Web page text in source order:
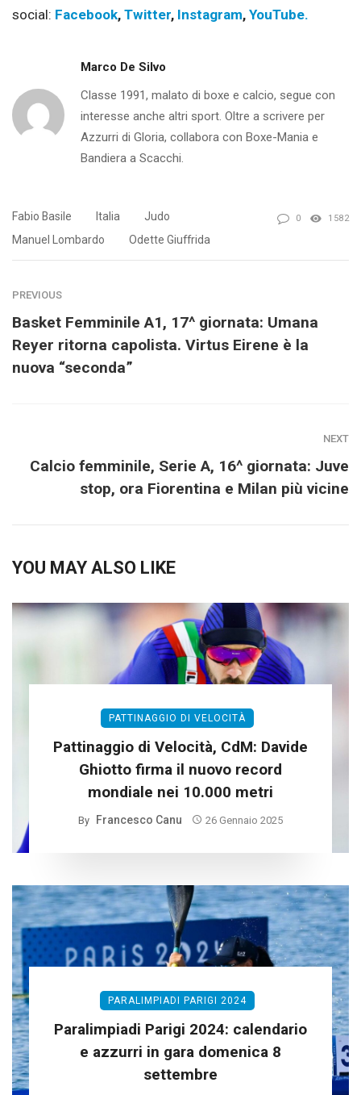
social: Facebook, Twitter, Instagram, YouTube.
Marco De Silvo
Classe 1991, malato di boxe e calcio, segue con
interesse anche altri sport. Oltre a scrivere per
Azzurri di Gloria, collabora con Boxe-Mania e
Bandiera a Scacchi.
Fabio Basile Italia
Judo
Manuel Lombardo
Odette Giuffrida
0 1582
PREVIOUS
Basket Femminile A1, 17^ giornata: Umana
Reyer ritorna capolista. Virtus Eirene è la
nuova “seconda”
NEXT
Calcio femminile, Serie A, 16^ giornata: Juve
stop, ora Fiorentina e Milan più vicine
YOU MAY ALSO LIKE
PATTINAGGIO DI VELOCITÀ
Pattinaggio di Velocità, CdM: Davide
Ghiotto firma il nuovo record
mondiale nei 10.000 metri
By Francesco Canu 26 Gennaio 2025
PARALIMPIADI PARIGI 2024
Paralimpiadi Parigi 2024: calendario
e azzurri in gara domenica 8
settembre